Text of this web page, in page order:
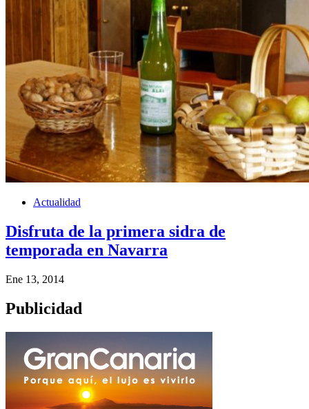
Actualidad
Disfruta de la primera sidra de
temporada en Navarra
Ene 13, 2014
Publicidad